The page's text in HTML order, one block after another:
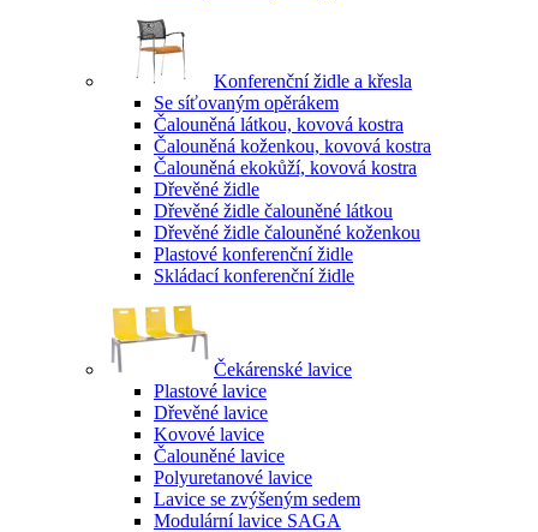
Konferenční židle a křesla
Se síťovaným opěrákem
Čalouněná látkou, kovová kostra
Čalouněná koženkou, kovová kostra
Čalouněná ekokůží, kovová kostra
Dřevěné židle
Dřevěné židle čalouněné látkou
Dřevěné židle čalouněné koženkou
Plastové konferenční židle
Skládací konferenční židle
Čekárenské lavice
Plastové lavice
Dřevěné lavice
Kovové lavice
Čalouněné lavice
Polyuretanové lavice
Lavice se zvýšeným sedem
Modulární lavice SAGA